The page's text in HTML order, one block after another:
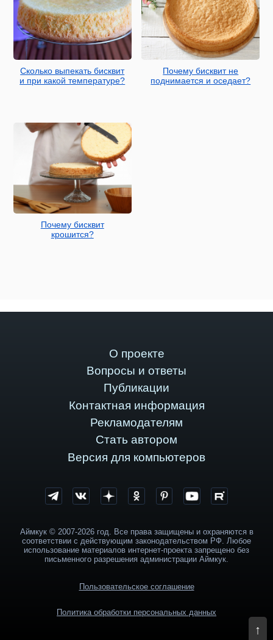
↑
Сколько выпекать бисквит
и при какой температуре?
Почему бисквит не
поднимается и оседает?
Почему бисквит
крошится?
О проекте
Вопросы и ответы
Публикации
Контактная информация
Рекламодателям
Стать автором
Версия для компьютеров
Аймкук © 2007-2026 год. Все права защищены и охраняются в
соответствии с действующим законодательством РФ. Любое
использование материалов интернет-проекта запрещено без
письменного разрешения администрации Аймкук.
Пользовательское соглашение
Политика обработки персональных данных